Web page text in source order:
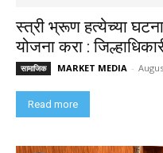
स्त्री भ्रूण हत्येच्या
योजना करा :
सामाजिक MARKET MEDIA -
Read more